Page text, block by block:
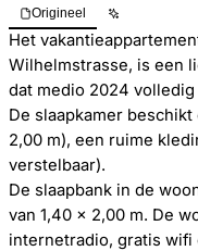
Origineel
Het
Wilhelmstrasse, is een
dat medio 2024
De slaapkamer
2,00 m), een ruime
verstelbaar).
De slaapbank in de
van 1,40 x 2,00 m. De
internetradio, gratis wifi